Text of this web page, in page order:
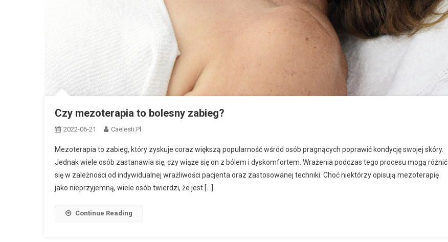
Czy mezoterapia to bolesny zabieg?
2022-06-21 Caelesti.pl
Mezoterapia to zabieg, który zyskuje coraz większą popularność wśród osób pragnących poprawić kondycję swojej skóry.
Jednak wiele osób zastanawia się, czy wiąże się on z bólem i dyskomfortem. Wrażenia podczas tego procesu mogą różnić
się w zależności od indywidualnej wrażliwości pacjenta oraz zastosowanej techniki. Choć niektórzy opisują mezoterapię
jako nieprzyjemną, wiele osób twierdzi, że jest […]
Continue Reading